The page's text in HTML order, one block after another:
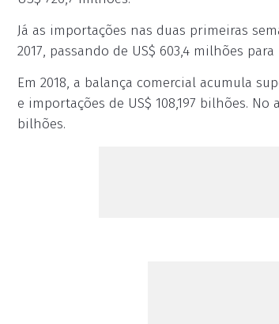
Já as importações nas duas primeiras
2017, passando de US$ 603,4 milhões
Em 2018, a balança comercial acumula
e importações de US$ 108,197 bilhões.
bilhões.